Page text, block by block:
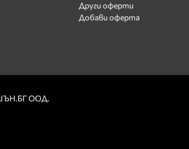
Други оферти
Добави оферта
ООД.